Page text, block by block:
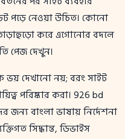
পড়ে নেওয়া উচিত। কোনো
করে এগোনোর বদলে
পেজ দেখুন।
ভয় দেখানো নয়; বরং সাইট
পরিষ্কার করা। 926 bd
জন্য বাংলা ভাষায় নির্দেশনা
সিদ্ধান্ত, ডিভাইস